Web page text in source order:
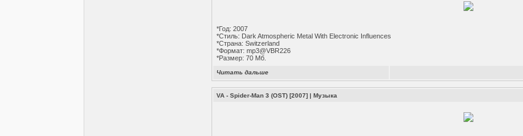
*Год: 2007
*Стиль: Dark Atmospheric Metal With Electronic Influences
*Страна: Switzerland
*Формат: mp3@VBR226
*Размер: 70 Мб.
Читать дальше
VA - Spider-Man 3 (OST) [2007] |Музыка